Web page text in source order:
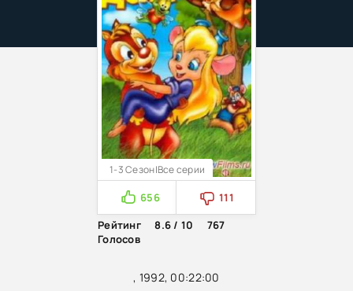
, 1992, 00:22:00
1-3 Сезон|Все серии
656
111
Рейтинг
8.6 / 10
767
Голосов